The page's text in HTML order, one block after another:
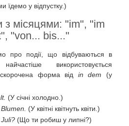
їдемо у відпустку.)
з місяцями: "im", "im
"von... bis..."
про події, що відбуваються в
використовується
форма від in dem (у
(У січні холодно.)
(У квітні квітнуть квіти.)
(Що ти робиш у липні?)